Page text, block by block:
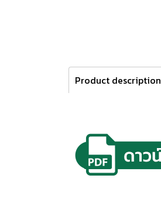
Product description